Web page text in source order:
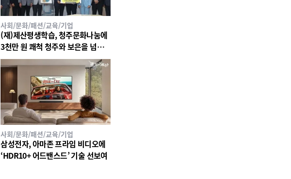
사회/문화/패션/교육/기업
(재)제산평생학습, 청주문화나눔에
3천만 원 쾌척 청주와 보은을 넘어
세계로 ‘국제교류’사업 후원
사회/문화/패션/교육/기업
삼성전자, 아마존 프라임 비디오에
‘HDR10+ 어드밴스드’ 기술 선보여